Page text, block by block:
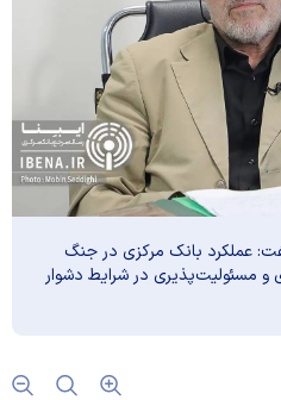
عملکرد بانک مرکزی در جنگ
و مسئولیت‌پذیری در شرایط دشوار